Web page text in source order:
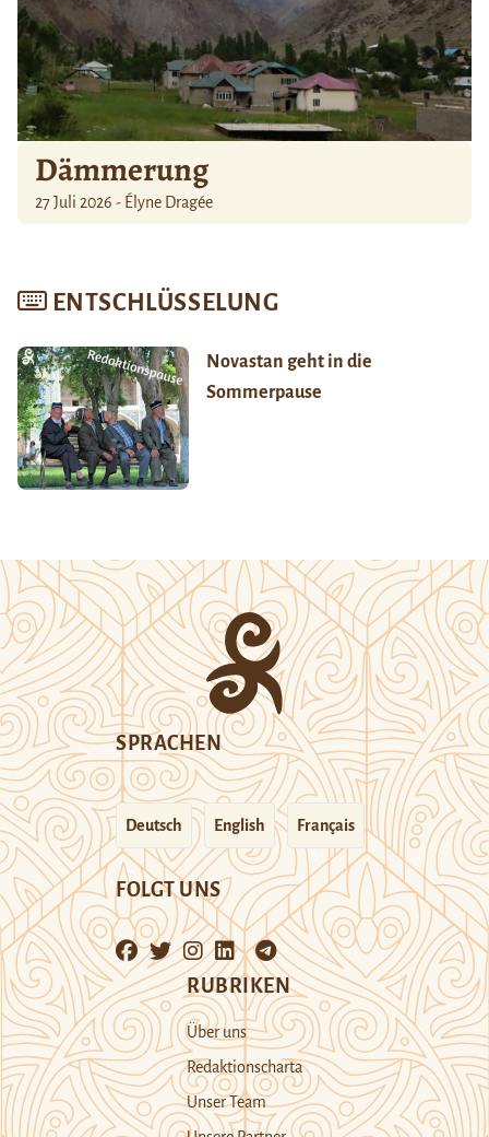
Dämmerung
27 Juli 2026 - Élyne Dragée
ENTSCHLÜSSELUNG
Novastan geht in die
Sommerpause
SPRACHEN
Deutsch English Français
FOLGT UNS
RUBRIKEN
Über uns
Redaktionscharta
Unser Team